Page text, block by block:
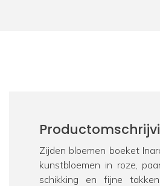
Zijden bloemen boeket
kunstbloemen in roze,
schikking en fijne